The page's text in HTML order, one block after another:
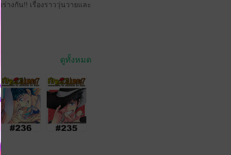
างกัน!! เรื่องราววุ่นวายและ
ดูทั้งหมด